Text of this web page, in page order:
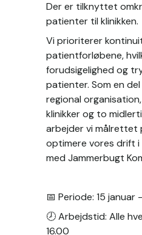
Der er tilknyttet
patienter til klinikken.
Vi prioriterer
patientforløbene,
forudsigelighed og
patienter. Som en
regional
klinikker og to
arbejder vi målrettet
optimere vores drift
med Jammerbugt
📅 Periode: 15 januar
🕗 Arbejdstid: Alle
16.00